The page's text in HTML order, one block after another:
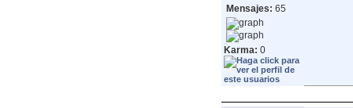
Mensajes: 65
Karma: 0